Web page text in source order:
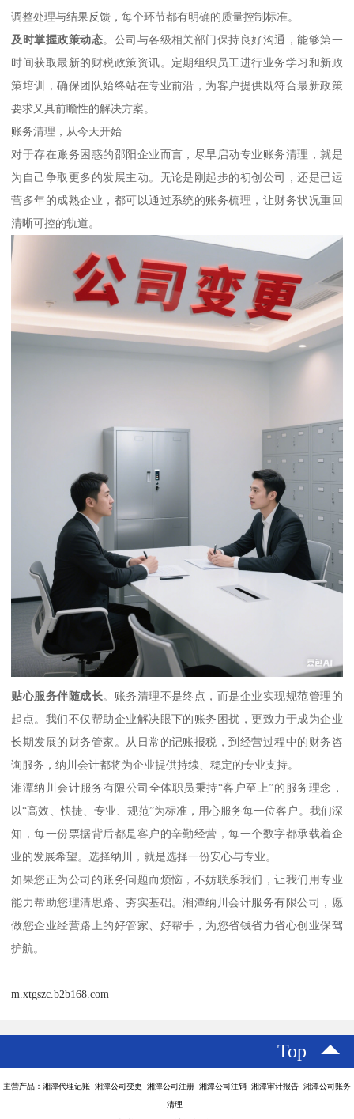
调整处理与结果反馈，每个环节都有明确的质量控制标准。
及时掌握政策动态。公司与各级相关部门保持良好沟通，能够第一
时间获取最新的财税政策资讯。定期组织员工进行业务学习和新政
策培训，确保团队始终站在专业前沿，为客户提供既符合最新政策
要求又具前瞻性的解决方案。
账务清理，从今天开始
对于存在账务困惑的邵阳企业而言，尽早启动专业账务清理，就是
为自己争取更多的发展主动。无论是刚起步的初创公司，还是已运
营多年的成熟企业，都可以通过系统的账务梳理，让财务状况重回
清晰可控的轨道。
贴心服务伴随成长。账务清理不是终点，而是企业实现规范管理的
起点。我们不仅帮助企业解决眼下的账务困扰，更致力于成为企业
长期发展的财务管家。从日常的记账报税，到经营过程中的财务咨
询服务，纳川会计都将为企业提供持续、稳定的专业支持。
湘潭纳川会计服务有限公司全体职员秉持“客户至上”的服务理念，
以“高效、快捷、专业、规范”为标准，用心服务每一位客户。我们深
知，每一份票据背后都是客户的辛勤经营，每一个数字都承载着企
业的发展希望。选择纳川，就是选择一份安心与专业。
如果您正为公司的账务问题而烦恼，不妨联系我们，让我们用专业
能力帮助您理清思路、夯实基础。湘潭纳川会计服务有限公司，愿
做您企业经营路上的好管家、好帮手，为您省钱省力省心创业保驾
护航。
m.xtgszc.b2b168.com
Top
主营产品：湘潭代理记账 湘潭公司变更 湘潭公司注册 湘潭公司注销 湘潭审计报告 湘潭公司账务
清理